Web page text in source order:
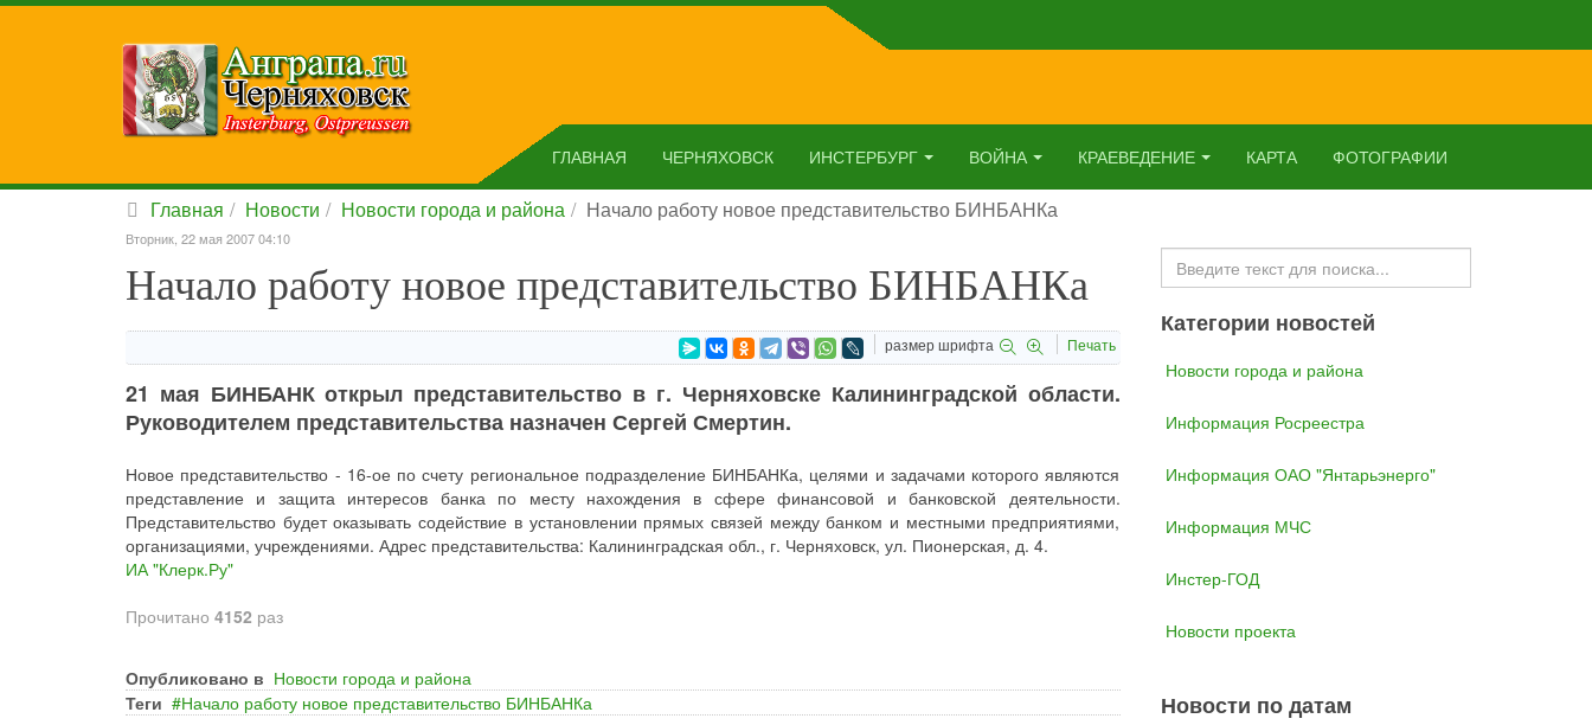
ГЛАВНАЯ ЧЕРНЯХОВСК ИНСТЕРБУРГ ВОЙНА КРАЕВЕДЕНИЕ КАРТА ФОТОГРАФИИ
Главная Новости Новости города и района Начало работу новое представительство БИНБАНКа
Вторник, 22 мая 2007 04:10
Начало работу новое представительство БИНБАНКа
размер шрифта Печать
21 мая БИНБАНК открыл представительство в г. Черняховске Калининградской области.
Руководителем представительства назначен Сергей Смертин.
Новое представительство - 16-ое по счету региональное подразделение БИНБАНКа, целями и задачами которого являются
представление и защита интересов банка по месту нахождения в сфере финансовой и банковской деятельности.
Представительство будет оказывать содействие в установлении прямых связей между банком и местными предприятиями,
организациями, учреждениями. Адрес представительства: Калининградская обл., г. Черняховск, ул. Пионерская, д. 4.
ИА "Клерк.Ру"
Прочитано 4152 раз
Опубликовано в Новости города и района
Теги
Начало работу новое представительство БИНБАНКа
Искать...
Категории новостей
Новости города и района
Информация Росреестра
Информация ОАО "Янтарьэнерго"
Информация МЧС
Инстер-ГОД
Новости проекта
Новости по датам